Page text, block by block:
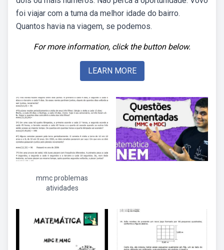
foi viajar com a tuma da melhor idade do bairro.
Quantos havia na viagem, se podemos.
For more information, click the button below.
LEARN MORE
mmc problemas
atividades